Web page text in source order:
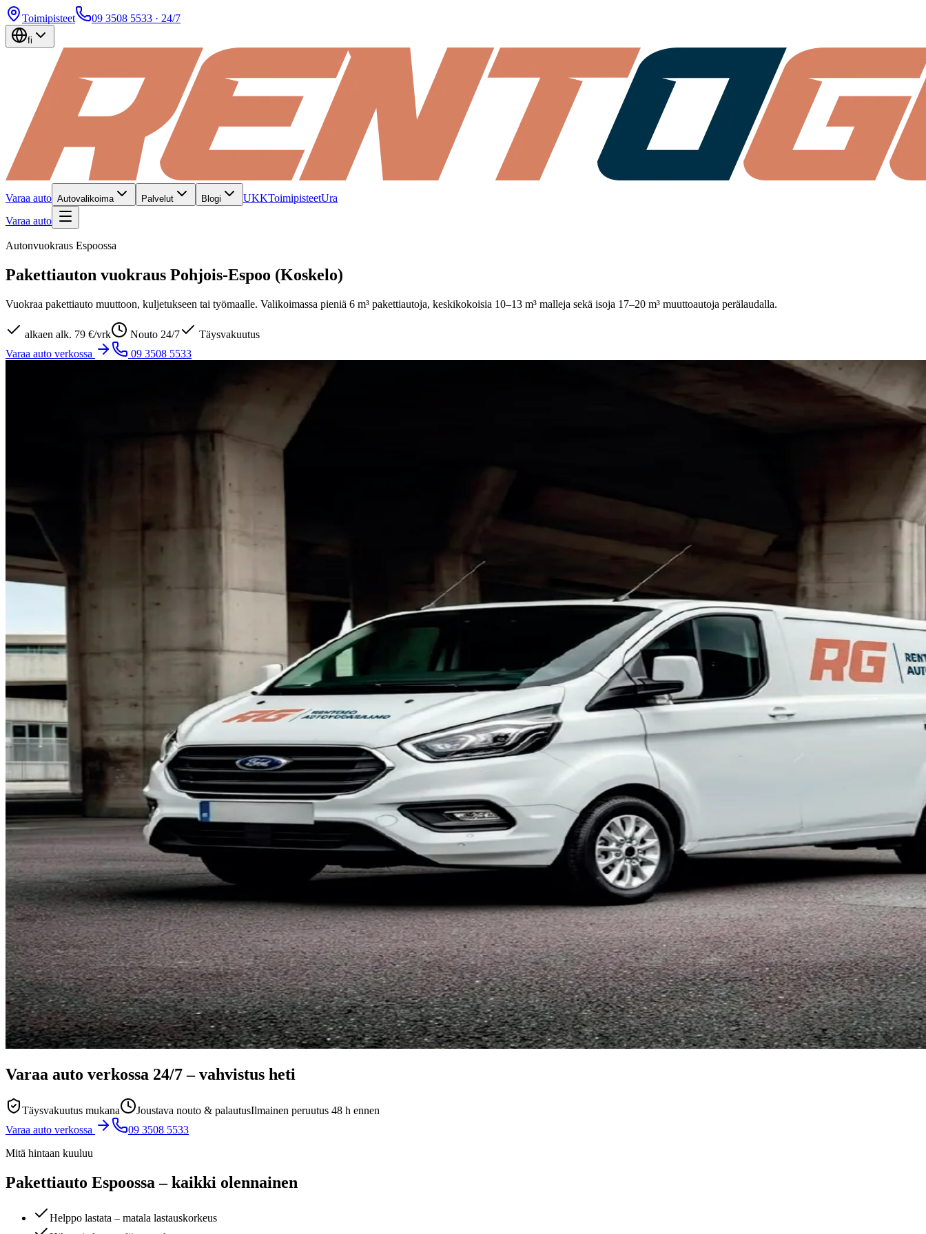
Toimipisteet 09 3508 5533 · 24/7
fi
Varaa auto Autovalikoima Palvelut Blogi UKKToimipisteetUra
Varaa auto
Autonvuokraus Espoossa
Pakettiauton vuokraus Pohjois-Espoo (Koskelo)
Vuokraa pakettiauto muuttoon, kuljetukseen tai työmaalle. Valikoimassa pieniä 6 m³ pakettiautoja, keskikokoisia 10–13 m³ malleja sekä isoja 17–20 m³ muuttoautoja perälaudalla.
alkaen alk. 79 €/vrk Nouto 24/7
Täysvakuutus
Varaa auto verkossa
09 3508 5533
Varaa auto verkossa 24/7– vahvistus heti
Täysvakuutus mukana Joustava nouto & palautusIlmainen peruutus 48 h ennen
Varaa auto verkossa
09 3508 5533
Mitä hintaan kuuluu
Pakettiauto Espoossa – kaikki olennainen
Helppo lastata – matala lastauskorkeus